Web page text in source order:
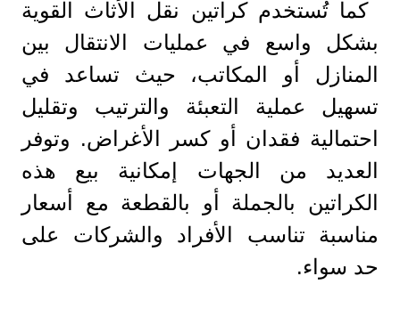
كما تُستخدم كراتين نقل الأثاث القوية
بشكل واسع في عمليات الانتقال بين
المنازل أو المكاتب، حيث تساعد في
تسهيل عملية التعبئة والترتيب وتقليل
احتمالية فقدان أو كسر الأغراض. وتوفر
العديد من الجهات إمكانية بيع هذه
الكراتين بالجملة أو بالقطعة مع أسعار
مناسبة تناسب الأفراد والشركات على
حد سواء.